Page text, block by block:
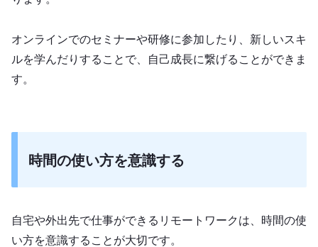
オンラインでのセミナーや研修に参加したり、新しいスキ
ルを学んだりすることで、自己成長に繋げることができま
す。
時間の使い方を意識する
自宅や外出先で仕事ができるリモートワークは、時間の使
い方を意識することが大切です。